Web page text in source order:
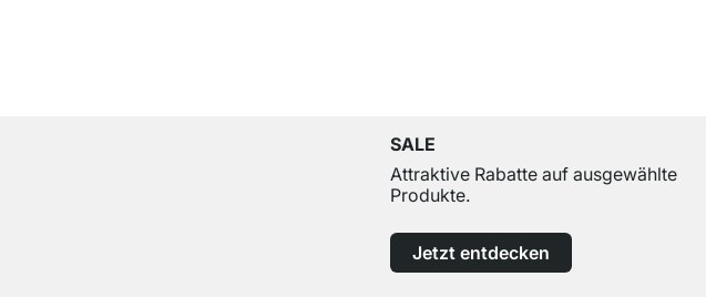
SALE
Attraktive Rabatte auf ausgewählte
Produkte.
Jetzt entdecken